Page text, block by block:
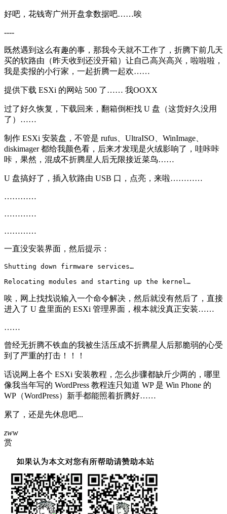
好吧，花钱寄广州开盘拿数据吧……唉
----
既然遇到这么有趣的事，那我今天就不工作了，折腾下前几天
买的软路由（昨天收到还没开箱）让自己高兴高兴，啦啦啦，
我是卖报的小行家，一起折腾一起欢……
提供下载 ESXi 的网站 500 了…… 我OOXX
过了好久恢复，下载回来，翻箱倒柜找 U 盘（这货好久没用
了）……
制作 ESXi 安装盘，不管是 rufus、UltraISO、WinImage、
diskimager 都给我颜色看，后来才发现是火绒影响了，哇咔咔
咔，果然，混成不折腾星人后无限接近菜鸟……
U 盘搞好了，插入软路由 USB 口，点亮，来啦…………
…………
…………
…………
一直没安装界面，然后提示：
Shutting down firmware services…
Relocating modules and starting up the kernel…
唉，网上找找说输入一个命令解决，然后就没有然后了，直接
进入了 U 盘里面的 ESXi 管理界面，根本就没真正安装……
……
曾经无折腾不铁血的我被生活压成不折腾星人后那脆弱的心受
到了严重的打击！！！
话说网上各个 ESXi 安装教程，怎么步骤都缺斤少两的，哪里
像我当年写的 WordPress 教程连只知道 WP 是 Win Phone 的
WP（WordPress）新手都能照着折腾好……
累了，还是先休息吧...
zww
赏